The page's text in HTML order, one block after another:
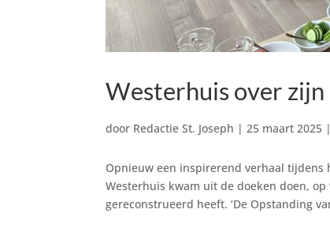
Westerhuis over
door Redactie St. Joseph |25 maart 2025 |
Opnieuw een inspirerend verhaal tijdens
Westerhuis kwam uit de doeken doen,
gereconstrueerd heeft. ‘De Opstanding